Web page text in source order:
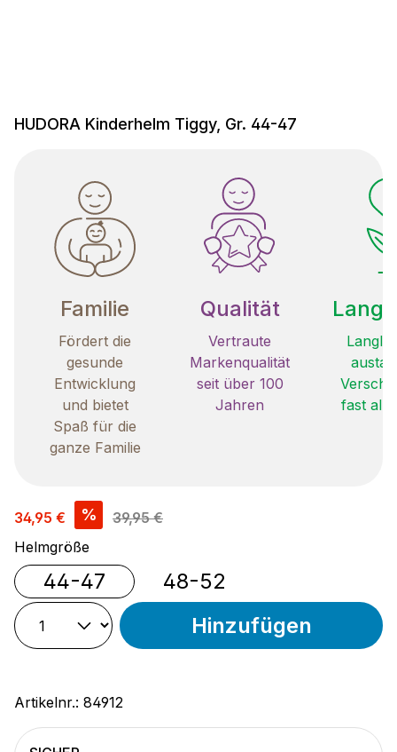
HUDORA Kinderhelm Tiggy, Gr. 44-47
Familie
Fördert die
gesunde
Entwicklung
und bietet
Spaß für die
ganze Familie
Qualität
Vertraute
Markenqualität
seit über 100
Jahren
fast
Verkaufspreis:
34,95 € %
39,95 €
Helmgrößeauswählen
44-47
48-52
Hinzufügen
Artikelnr.: 84912